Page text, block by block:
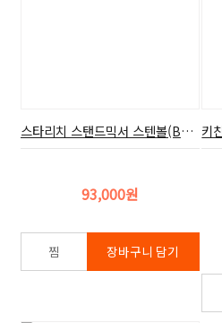
스타리치 스탠드믹서 스텐볼(B7B,7리터=7.4쿼터,악세사리)
93,000원